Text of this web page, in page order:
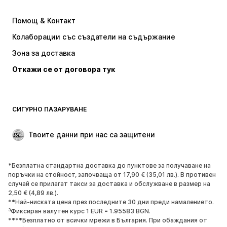
Пуловери и Трикотаж
Бельо
Палта
Поли
Специални Поводи
ОБУВКИ
НОВО
Популярно
Маратонки
Боти
Обувки с висок ток
Ботуши
Помощ & Контакт
Колаборации със създатели на съдържание
Зона за доставка
Откажи се от договора тук
СИГУРНО ПАЗАРУВАНЕ
Твоите данни при нас са защитени
*Безплатна стандартна доставка до пунктове за получаване на
поръчки на стойност, започваща от 17,90 € (35,01 лв.). В противен
случай се прилагат такси за доставка и обслужване в размер на
2,50 € (4,89 лв.).
**Най-ниската цена през последните 30 дни преди намалението.
³Фиксиран валутен курс 1 EUR = 1.95583 BGN.
****Безплатно от всички мрежи в България. При обаждания от